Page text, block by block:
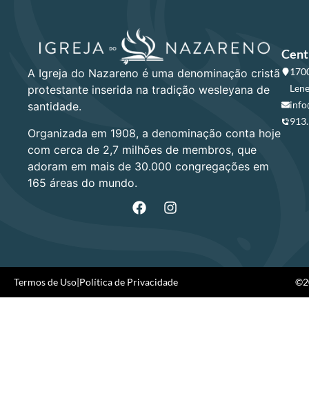
A Igreja do Nazareno é uma denominação cristã
protestante inserida na tradição wesleyana de
santidade.
Organizada em 1908, a denominação conta hoje
com cerca de 2,7 milhões de membros, que
adoram em mais de 30.000 congregações em
165 áreas do mundo.
Termos de Uso|Política de Privacidade